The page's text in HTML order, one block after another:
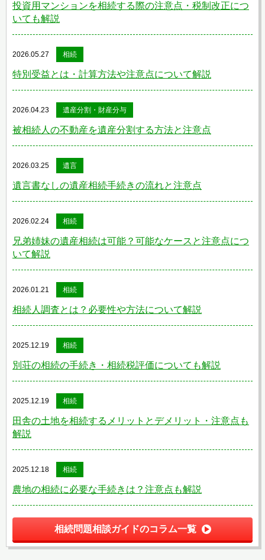
投資用マンションを相続する際の注意点・税制改正につ
いても解説
2026.05.27 相続
特別受益とは・計算方法や注意点について解説
2026.04.23 遺産分割・財産分与
被相続人の不動産を遺産分割する方法と注意点
2026.03.25 遺言
遺言書なしの遺産相続手続きの流れと注意点
2026.02.24 相続
兄弟姉妹の遺産相続は可能？可能なケースと注意点につ
いて解説
2026.01.21 相続
相続人調査とは？必要性や方法について解説
2025.12.19 相続
別荘の相続の手続き・相続税評価についても解説
2025.12.19 相続
田舎の土地を相続するメリットとデメリット・注意点も
解説
2025.12.18 相続
農地の相続に必要な手続きは？注意点も解説
相続問題相談ガイドのコラム一覧